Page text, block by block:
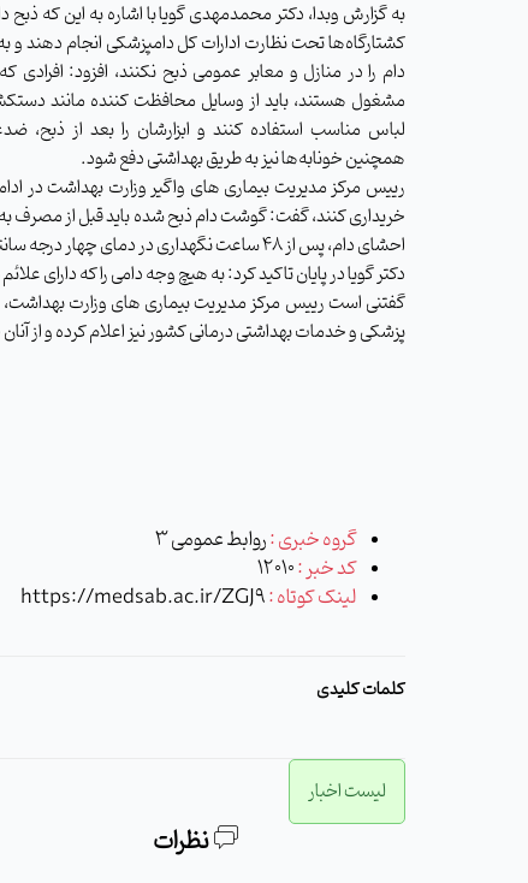
به گزارش وبدا، دکتر محمدمهدی گویا با اشاره به این که ذبح
کشتارگاه‌ها تحت نظارت ادارات کل دامپزشکی انجام دهند و
دام را در منازل و معابر عمومی ذبح نکنند، افزود: افرادی
مشغول هستند، باید از وسایل محافظت کننده مانند
لباس مناسب استفاده کنند و ابزارشان را بعد از ذبح،
همچنین خونابه‌ها نیز به طریق بهداشتی دفع شود.
رییس مرکز مدیریت بیماری های واگیر وزارت بهداشت در
احشای دام، پس از ۴۸ ساعت نگهداری در دمای چهار درجه سانتی‌ گراد، مصرف شود.
دکتر گویا در پایان تاکید کرد: به هیچ وجه دامی را که دارای
گفتنی است رییس مرکز مدیریت بیماری های وزارت بهداشت،
پزشکی و خدمات بهداشتی درمانی کشور نیز اعلام کرده و از
گروه خبری :روابط عمومی 3
کد خبر :12010
لینک کوتاه :https://medsab.ac.ir/ZGJ9
کلمات کلیدی
لیست اخبار
نظرات